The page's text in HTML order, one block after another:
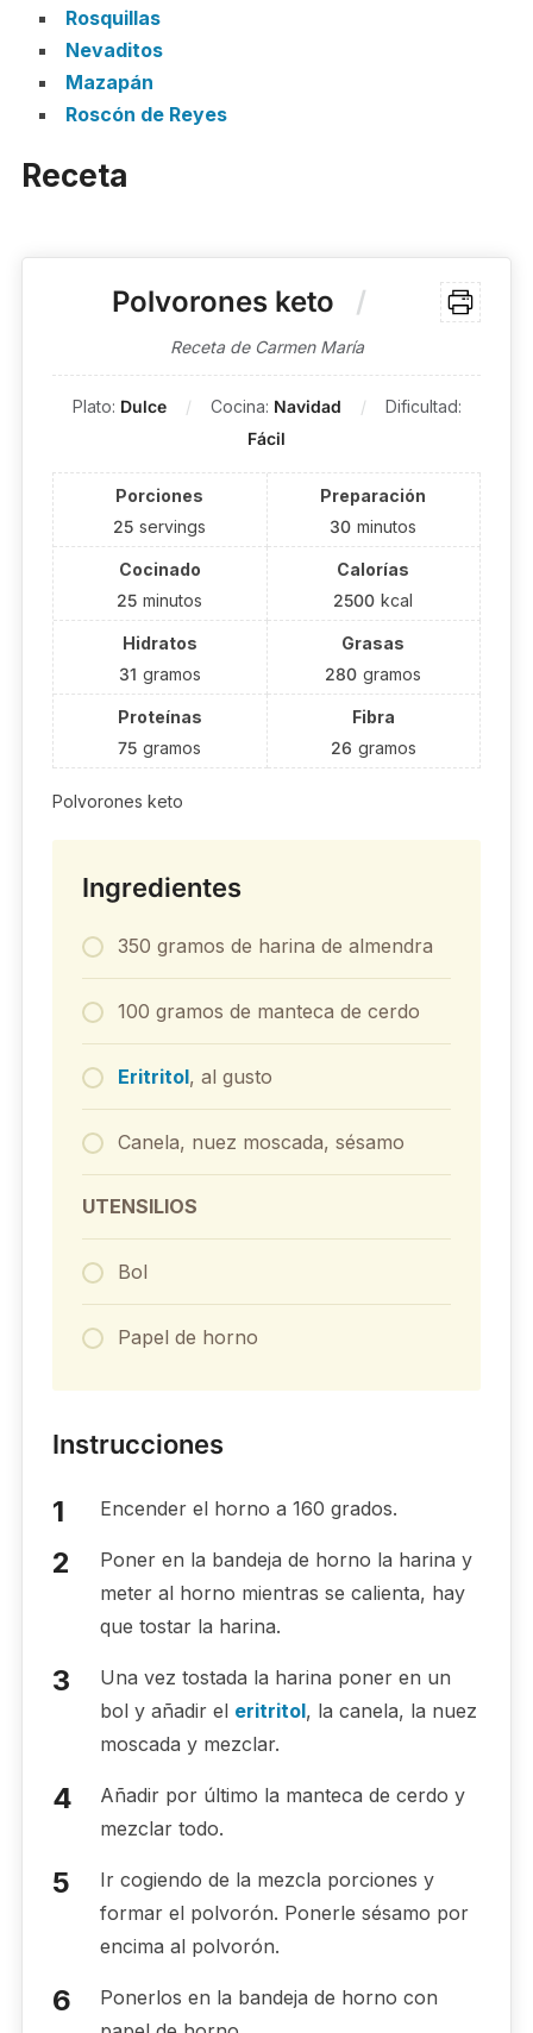
Rosquillas
Nevaditos
Mazapán
Roscón de Reyes
Receta
Polvorones keto
Receta de Carmen María
Plato: Dulce Cocina: Navidad
Dificultad:
Fácil
Porciones
25 servings
Preparación
30 minutos
Cocinado
25 minutos
Calorías
2500 kcal
Hidratos
31 gramos
Grasas
280 gramos
Proteínas
75 gramos
Fibra
26 gramos
Polvorones keto
Ingredientes
350 gramos de harina de almendra
100 gramos de manteca de cerdo
Eritritol, al gusto
Canela, nuez moscada, sésamo
UTENSILIOS
Bol
Papel de horno
Instrucciones
Encender el horno a 160 grados.
Poner en la bandeja de horno la harina y
meter al horno mientras se calienta, hay
que tostar la harina.
Una vez tostada la harina poner en un
bol y añadir el eritritol, la canela, la nuez
moscada y mezclar.
Añadir por último la manteca de cerdo y
mezclar todo.
Ir cogiendo de la mezcla porciones y
formar el polvorón. Ponerle sésamo por
encima al polvorón.
Ponerlos en la bandeja de horno con